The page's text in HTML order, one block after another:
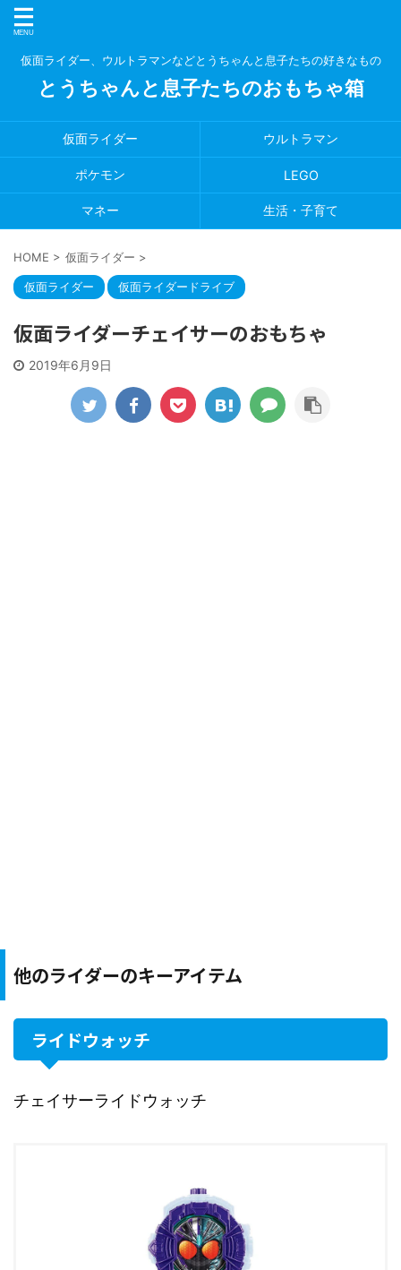
仮面ライダー、ウルトラマンなどとうちゃんと息子たちの好きなもの
とうちゃんと息子たちのおもちゃ箱
仮面ライダー ウルトラマン
ポケモン LEGO
マネー 生活・子育て
HOME > 仮面ライダー >
仮面ライダー 仮面ライダードライブ
仮面ライダーチェイサーのおもちゃ
2019年6月9日
他のライダーのキーアイテム
ライドウォッチ
チェイサーライドウォッチ